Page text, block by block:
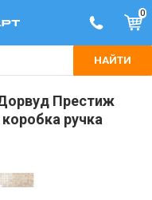
0
НАЙТИ
Престиж
ручка